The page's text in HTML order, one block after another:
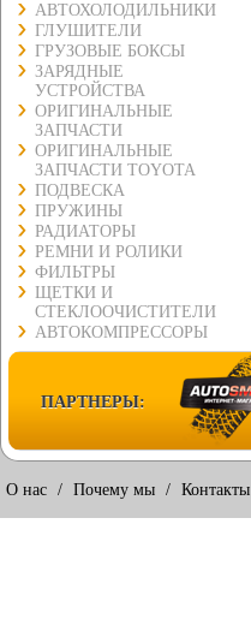
АВТОХОЛОДИЛЬНИКИ
ГЛУШИТЕЛИ
ГРУЗОВЫЕ БОКСЫ
ЗАРЯДНЫЕ
УСТРОЙСТВА
ОРИГИНАЛЬНЫЕ
ЗАПЧАСТИ
ОРИГИНАЛЬНЫЕ
ЗАПЧАСТИ TOYOTA
ПОДВЕСКА
ПРУЖИНЫ
РАДИАТОРЫ
РЕМНИ И РОЛИКИ
ФИЛЬТРЫ
ЩЕТКИ И
СТЕКЛООЧИСТИТЕЛИ
АВТОКОМПРЕССОРЫ
ПАРТНЕРЫ:
О нас / Почему мы / Контакты